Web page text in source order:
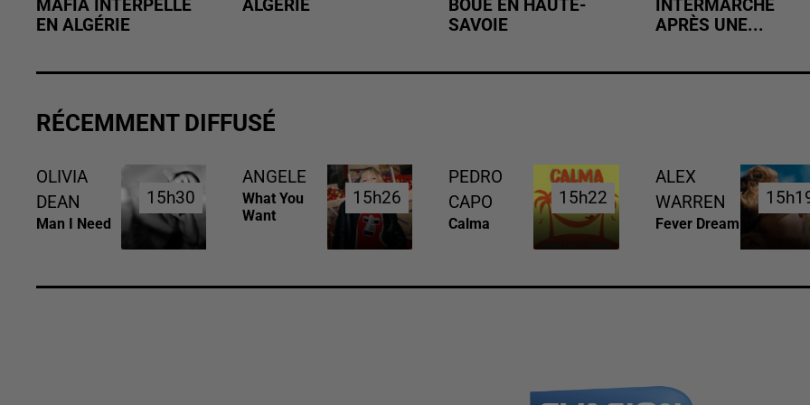
MAFIA INTERPELLÉ
EN ALGÉRIE
ALGÉRIE
BOUE EN HAUTE-
SAVOIE
INTERMARCHÉ
APRÈS UNE...
RÉCEMMENT DIFFUSÉ
OLIVIA
DEAN
Man I Need
15h30
15h30
ANGELE
What You
Want
15h26
15h26
PEDRO
CAPO
Calma
15h22
15h22
ALEX
WARREN
Fever Dream